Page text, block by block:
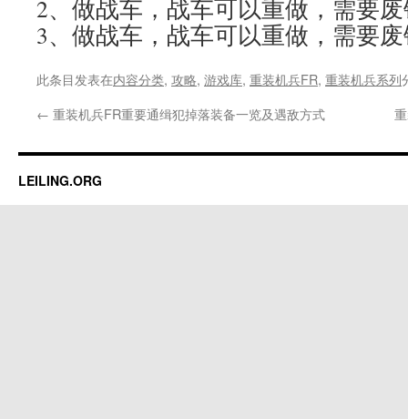
2、做战车，战车可以重做，需要
3、做战车，战车可以重做，需要
此条目发表在内容分类, 攻略, 游戏库, 重装机兵FR, 重装机兵系列
← 重装机兵FR重要通缉犯掉落装备一览及遇敌方式
LEILING.ORG